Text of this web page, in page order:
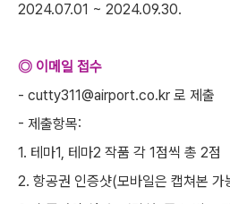
2024.07.01 ~ 2024.09.30.
◎ 이메일 접수
- cutty311@airport.co.kr 로 제출
- 제출항목:
1. 테마1, 테마2 작품 각 1점씩 총 2점
2. 항공권 인증샷(모바일은 캡쳐본 가